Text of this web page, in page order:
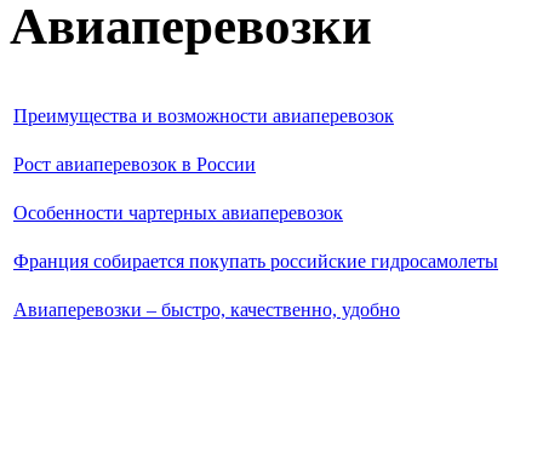
Авиаперевозки
Преимущества и возможности авиаперевозок
Рост авиаперевозок в России
Особенности чартерных авиаперевозок
Франция собирается покупать российские гидросамолеты
Авиаперевозки – быстро, качественно, удобно